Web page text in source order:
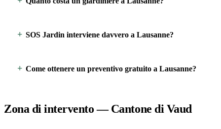
SOS Jardin interviene davvero a Lausanne?
Come ottenere un preventivo gratuito a Lausanne?
Zona di intervento — Cantone di Vaud